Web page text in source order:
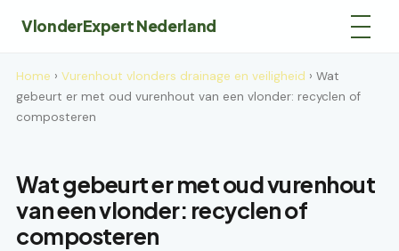
VlonderExpert Nederland
Home › Vurenhout vlonders drainage en veiligheid › Wat
gebeurt er met oud vurenhout van een vlonder: recyclen of
composteren
Wat gebeurt er met oud vurenhout
van een vlonder: recyclen of
composteren